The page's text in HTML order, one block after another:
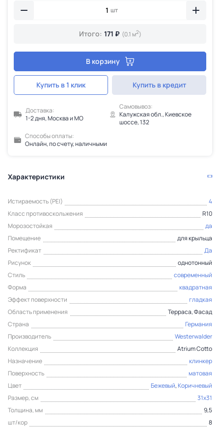
шт
Итого: 171 ₽ (0.1 м2)
В корзину
Купить в 1 клик Купить в кредит
Доставка:
1-2 дня, Москва и МО
Самовывоз:
Калужская обл., Киевское
шоссе, 132
Способы оплаты:
Онлайн, по счету, наличными
Характеристики
Истираемость (PEI)
4
Класс противоскольжения
R10
Морозостойкая
да
Помещение
для крыльца
Ректификат
Да
Рисунок
однотонный
Стиль
современный
Форма
квадратная
Эффект поверхности
гладкая
Область применения
Терраса, Фасад
Страна
Германия
Производитель
Westerwalder
Коллекция
Atrium Cotto
Назначение
клинкер
Поверхность
матовая
Цвет
Бежевый,Коричневый
Размер, см
31x31
Толщина, мм
9,5
шт/кор
8